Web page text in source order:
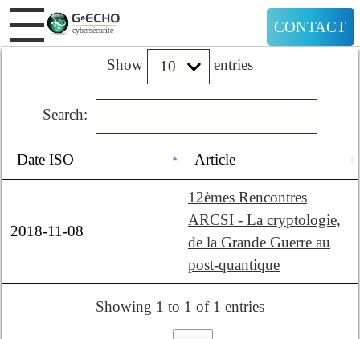
CONTACT
Show entries
Search:
Date ISO Article
2018-11-08
12èmes Rencontres
ARCSI - La cryptologie,
de la Grande Guerre au
post-quantique
Showing 1 to 1 of 1 entries